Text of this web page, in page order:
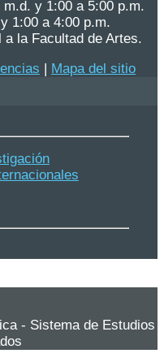
y 1:00 a 5:00 p.m.
1:00 a 4:00 p.m.
a la Facultad de Artes.
Mapa del sitio
- Sistema de Estudios